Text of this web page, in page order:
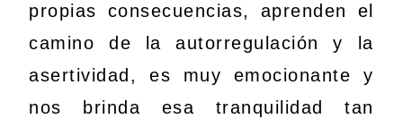
propias consecuencias, aprenden el
camino de la autorregulación y la
asertividad, es muy emocionante y
nos brinda esa tranquilidad tan